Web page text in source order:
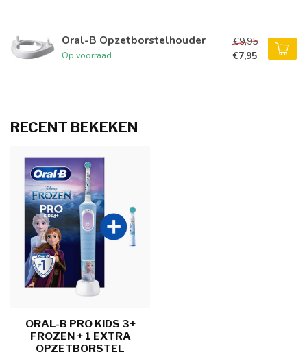
Oral-B Opzetborstelhouder
Op voorraad
€9,95
€7,95
RECENT BEKEKEN
ORAL-B PRO KIDS 3+
FROZEN + 1 EXTRA
OPZETBORSTEL